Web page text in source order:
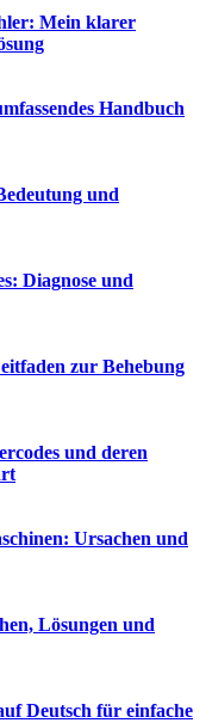
Mein klarer
Handbuch
und
Diagnose und
zur Behebung
und deren
Ursachen und
Lösungen und
Deutsch für einfache